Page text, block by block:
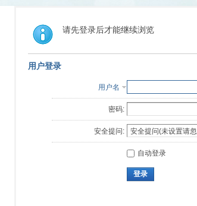
请先登录后才能继续浏览
用户登录
用户名
密码:
安全提问:
自动登录
登录